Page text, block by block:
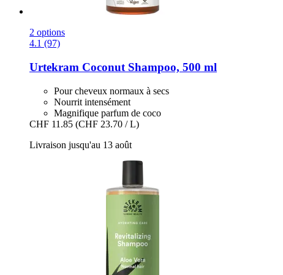
2 options
4.1 (97)
Urtekram Coconut Shampoo, 500 ml
Pour cheveux normaux à secs
Nourrit intensément
Magnifique parfum de coco
CHF 11.85 (CHF 23.70 / L)
Livraison jusqu'au 13 août